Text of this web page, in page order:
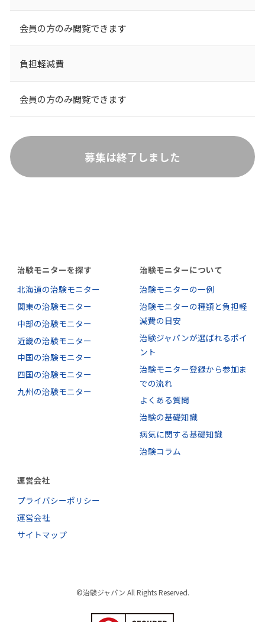
会員の方のみ閲覧できます
負担軽減費
会員の方のみ閲覧できます
募集は終了しました
治験モニターを探す
北海道の治験モニター
関東の治験モニター
中部の治験モニター
近畿の治験モニター
中国の治験モニター
四国の治験モニター
九州の治験モニター
治験モニターについて
治験モニターの一例
治験モニターの種類と負担軽
減費の目安
治験ジャパンが選ばれるポイ
ント
治験モニター登録から参加ま
での流れ
よくある質問
治験の基礎知識
病気に関する基礎知識
治験コラム
運営会社
プライバシーポリシー
運営会社
サイトマップ
©治験ジャパン All Rights Reserved.